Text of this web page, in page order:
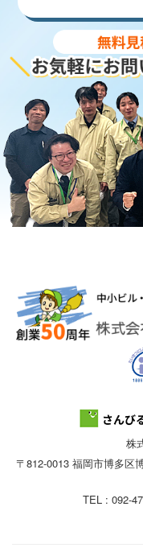
株
〒812-0013 福岡市博多区
TEL : 092-